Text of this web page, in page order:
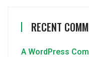
RECENT
A WordPress